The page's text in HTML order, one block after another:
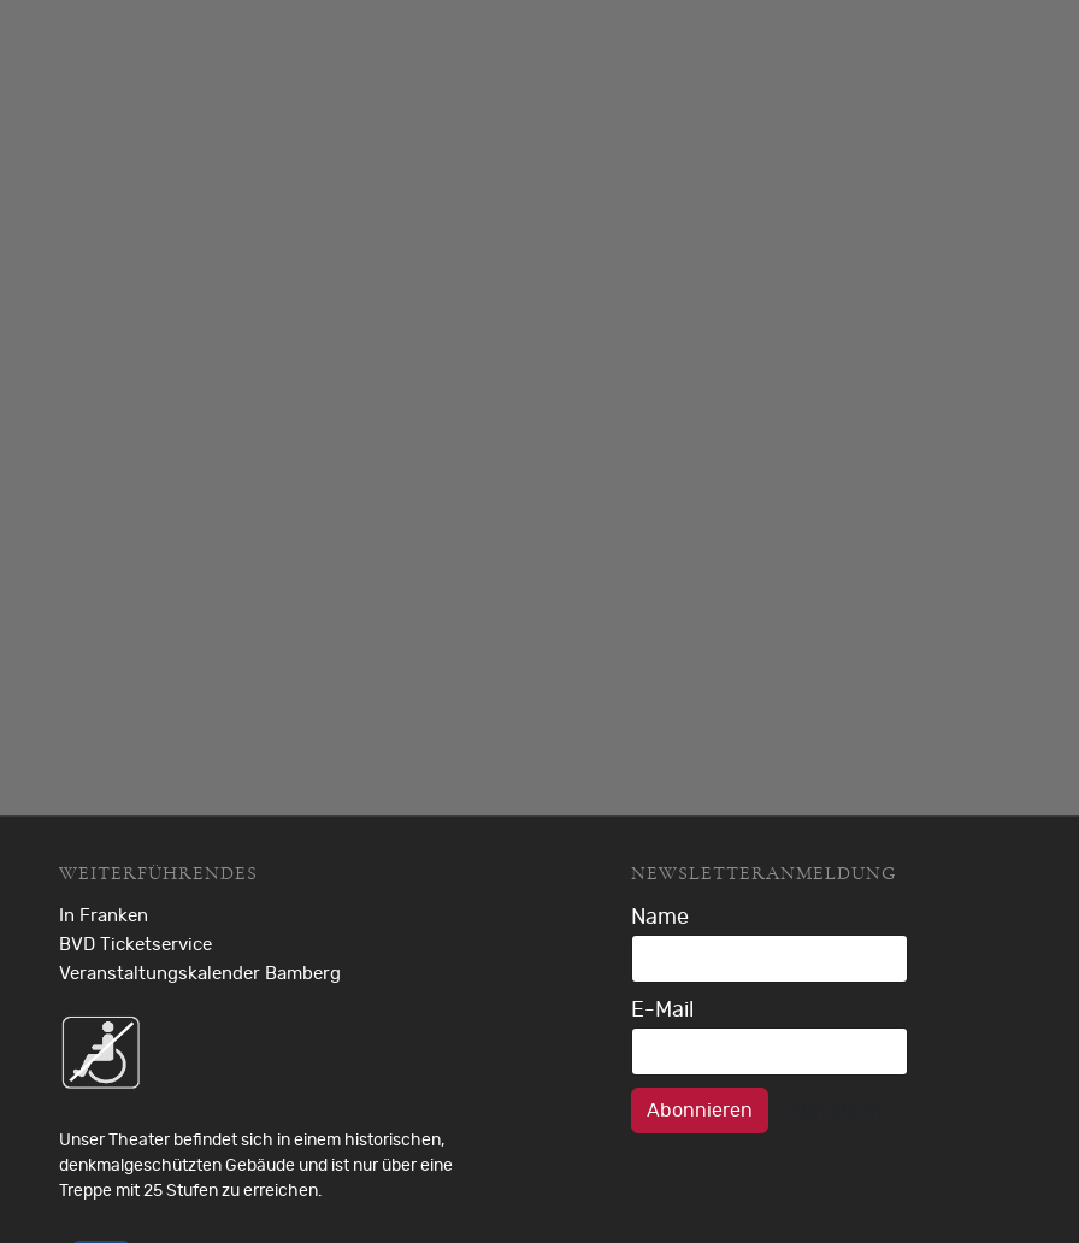
WEITERFÜHRENDES
In Franken
BVD Ticketservice
Veranstaltungskalender Bamberg
Unser Theater befindet sich in einem historischen,
denkmalgeschützten Gebäude und ist nur über eine
Treppe mit 25 Stufen zu erreichen.
NEWSLETTERANMELDUNG
Name
E-Mail
Abonnieren